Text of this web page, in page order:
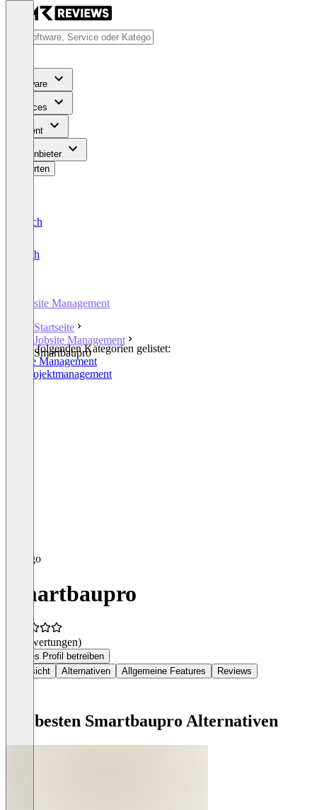
Software
Services
Content
Für Anbieter
Bewerten
Deutsch
English
Jobsite Management
Startseite
Jobsite Management
Smartbaupro
In den folgenden Kategorien gelistet:
Jobsite Management
Bauprojektmanagement
Smartbaupro
(0 Bewertungen)
Dieses Profil betreiben
Übersicht
Alternativen Allgemeine Features Reviews
Die besten Smartbaupro Alternativen